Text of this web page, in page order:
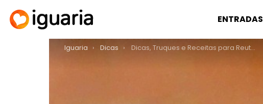
ENTRADAS
You are here:
Iguaria Dicas Dicas, Truques e Receitas para Reutilizar Claras